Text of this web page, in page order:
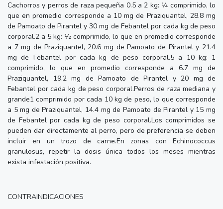
Cachorros y perros de raza pequeña 0.5 a 2 kg: ¼ comprimido, lo
que en promedio corresponde a 10 mg de Praziquantel, 28.8 mg
de Pamoato de Pirantel y 30 mg de Febantel por cada kg de peso
corporal.2 a 5 kg: ½ comprimido, lo que en promedio corresponde
a 7 mg de Praziquantel, 20.6 mg de Pamoato de Pirantel y 21.4
mg de Febantel por cada kg de peso corporal.5 a 10 kg: 1
comprimido, lo que en promedio corresponde a 6.7 mg de
Praziquantel, 19.2 mg de Pamoato de Pirantel y 20 mg de
Febantel por cada kg de peso corporal.Perros de raza mediana y
grande1 comprimido por cada 10 kg de peso, lo que corresponde
a 5 mg de Praziquantel, 14.4 mg de Pamoato de Pirantel y 15 mg
de Febantel por cada kg de peso corporal.Los comprimidos se
pueden dar directamente al perro, pero de preferencia se deben
incluir en un trozo de carne.En zonas con Echinococcus
granulosus, repetir la dosis única todos los meses mientras
exista infestación positiva.
CONTRAINDICACIONES